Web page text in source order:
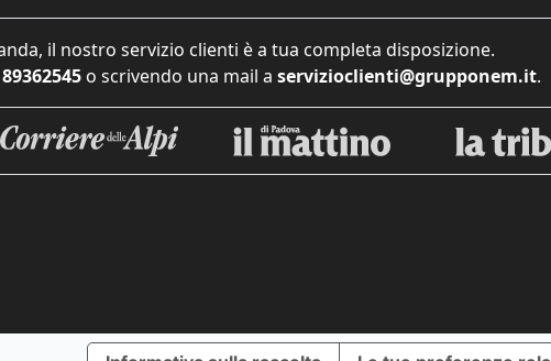
il nostro servizio clienti è a tua completa disposizione.
o scrivendo una mail a servizioclienti@grupponem.it.